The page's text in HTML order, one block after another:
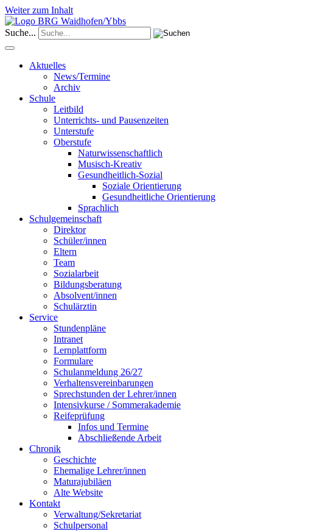
Weiter zum Inhalt
Suche...
Aktuelles
News/Termine
Archiv
Schule
Leitbild
Unterrichts- und Pausenzeiten
Unterstufe
Oberstufe
Naturwissenschaftlich
Musisch-Kreativ
Gesundheitlich-Sozial
Soziale Orientierung
Gesundheitliche Orientierung
Sprachlich
Schulgemeinschaft
Direktor
Schüler/innen
Eltern
Team
Sozialarbeit
Bildungsberatung
Absolvent/innen
Schulärztin
Service
Stundenpläne
Intranet
Lernplattform
Formulare
Schulanmeldung 26/27
Verhaltensvereinbarungen
Sprechstunden der Lehrer/innen
Intensivkurse / Sommerakademie
Reifeprüfung
Infos und Termine
Abschließende Arbeit
Chronik
Geschichte
Ehemalige Lehrer/innen
Maturajubiläen
Alte Website
Kontakt
Verwaltung/Sekretariat
Schulpersonal